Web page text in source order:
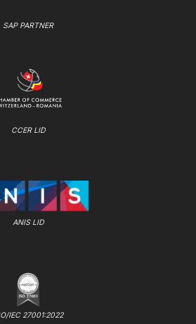
SAP PARTNER
CCER LID
ANIS LID
IEC 27001:2022